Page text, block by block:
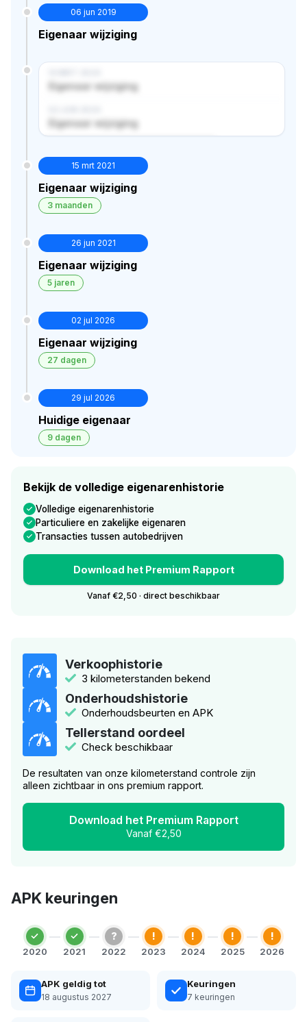
06 jun 2019
Eigenaar wijziging
Eigenaar wijziging
Eigenaar wijziging
15 mrt 2021
Eigenaar wijziging
3 maanden
26 jun 2021
Eigenaar wijziging
5 jaren
02 jul 2026
Eigenaar wijziging
27 dagen
29 jul 2026
Huidige eigenaar
9 dagen
Bekijk de volledige eigenarenhistorie
Volledige eigenarenhistorie
Particuliere en zakelijke eigenaren
Transacties tussen autobedrijven
Download het Premium Rapport
Vanaf €2,50 · direct beschikbaar
Verkoophistorie
3 kilometerstanden bekend
Onderhoudshistorie
Onderhoudsbeurten en APK
Tellerstand oordeel
Check beschikbaar
De resultaten van onze kilometerstand controle zijn
alleen zichtbaar in ons premium rapport.
Download het Premium Rapport
Vanaf €2,50
APK keuringen
2020 2021
?
2022
!
2023
!
2024
!
2025
!
2026
APK geldig tot
18 augustus 2027
Keuringen
7 keuringen